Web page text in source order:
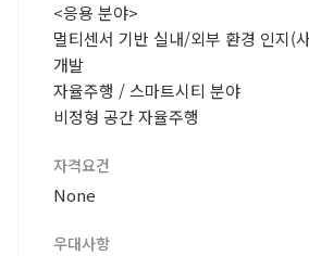
<응용 분야>
멀티센서 기반 실내/외부 환경 인지(
개발
자율주행 / 스마트시티 분야
비정형 공간 자율주행
자격요건
None
우대사항